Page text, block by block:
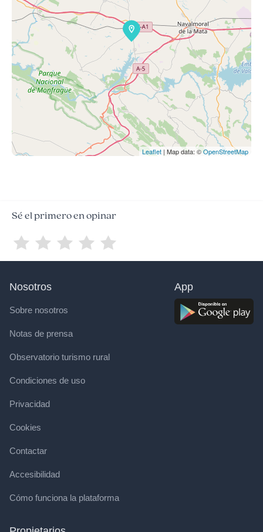
Leaflet | Map data: ©OpenStreetMap
Sé el primero en opinar
Nosotros
Sobre nosotros
Notas de prensa
Observatorio turismo rural
Condiciones de uso
Privacidad
Cookies
Contactar
Accesibilidad
Cómo funciona la plataforma
App